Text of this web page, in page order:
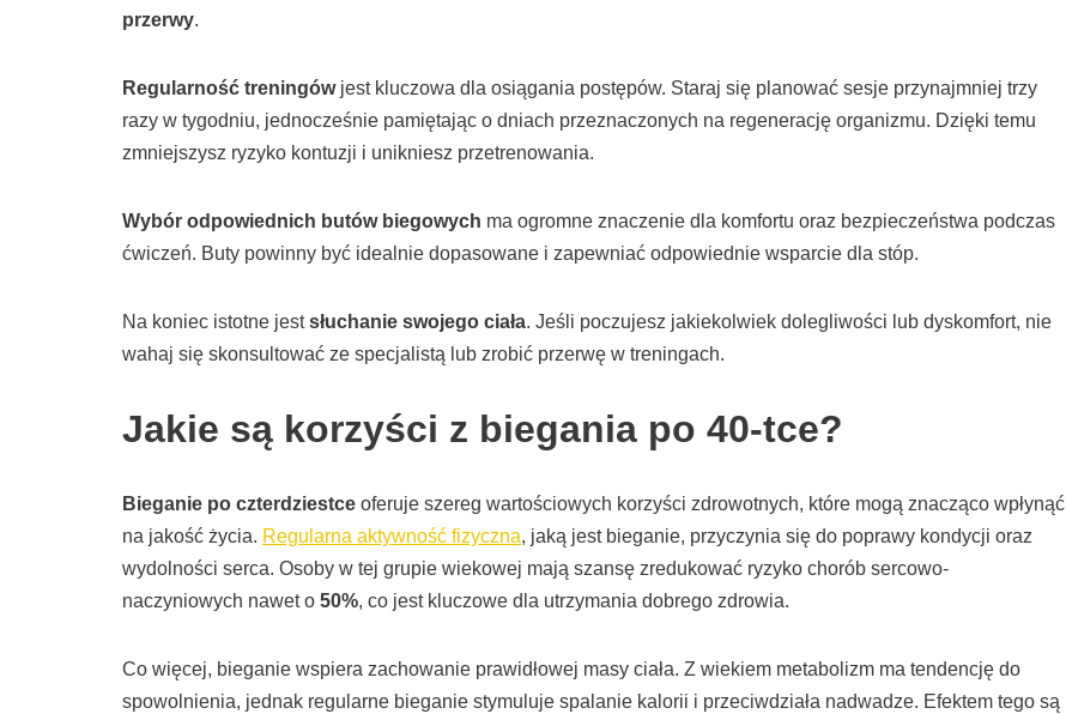
przerwy.
Regularność treningówjest kluczowa dla osiągania postępów. Staraj się planować sesje przynajmniej trzy
razy w tygodniu, jednocześnie pamiętając o dniach przeznaczonych na regenerację organizmu. Dzięki temu
zmniejszysz ryzyko kontuzji i unikniesz przetrenowania.
Wybór odpowiednich butów biegowych ma ogromne znaczenie dla komfortu oraz bezpieczeństwa podczas
ćwiczeń. Buty powinny być idealnie dopasowane i zapewniać odpowiednie wsparcie dla stóp.
Na koniec istotne jestsłuchanie swojego ciała. Jeśli poczujesz jakiekolwiek dolegliwości lub dyskomfort, nie
wahaj się skonsultować ze specjalistą lub zrobić przerwę w treningach.
Jakie są korzyści z biegania po 40-tce?
Bieganie po czterdziestce oferuje szereg wartościowych korzyści zdrowotnych, które mogą znacząco wpłynąć
na jakość życia. Regularna aktywność fizyczna, jaką jest bieganie, przyczynia się do poprawy kondycji oraz
wydolności serca. Osoby w tej grupie wiekowej mają szansę zredukować ryzyko chorób sercowo-
naczyniowych nawet o 50%, co jest kluczowe dla utrzymania dobrego zdrowia.
Co więcej, bieganie wspiera zachowanie prawidłowej masy ciała. Z wiekiem metabolizm ma tendencję do
spowolnienia, jednak regularne bieganie stymuluje spalanie kalorii i przeciwdziała nadwadze. Efektem tego są